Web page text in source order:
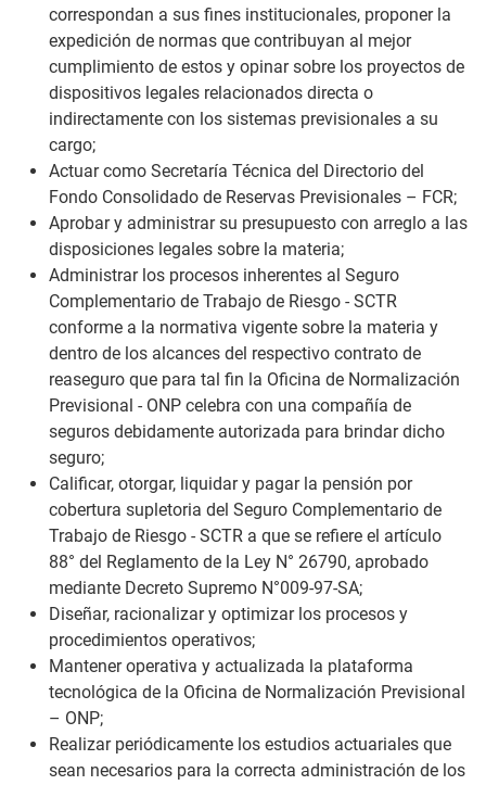
correspondan a sus fines institucionales, proponer la
expedición de normas que contribuyan al mejor
cumplimiento de estos y opinar sobre los proyectos de
dispositivos legales relacionados directa o
indirectamente con los sistemas previsionales a su
cargo;
Actuar como Secretaría Técnica del Directorio del
Fondo Consolidado de Reservas Previsionales – FCR;
Aprobar y administrar su presupuesto con arreglo a las
disposiciones legales sobre la materia;
Administrar los procesos inherentes al Seguro
Complementario de Trabajo de Riesgo - SCTR
conforme a la normativa vigente sobre la materia y
dentro de los alcances del respectivo contrato de
reaseguro que para tal fin la Oficina de Normalización
Previsional - ONP celebra con una compañía de
seguros debidamente autorizada para brindar dicho
seguro;
Calificar, otorgar, liquidar y pagar la pensión por
cobertura supletoria del Seguro Complementario de
Trabajo de Riesgo - SCTR a que se refiere el artículo
88° del Reglamento de la Ley N° 26790, aprobado
mediante Decreto Supremo N°009-97-SA;
Diseñar, racionalizar y optimizar los procesos y
procedimientos operativos;
Mantener operativa y actualizada la plataforma
tecnológica de la Oficina de Normalización Previsional
– ONP;
Realizar periódicamente los estudios actuariales que
sean necesarios para la correcta administración de los